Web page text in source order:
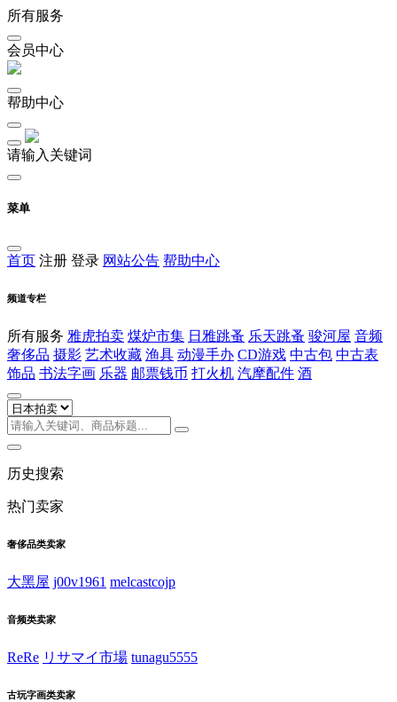
所有服务
会员中心
帮助中心
请输入关键词
菜单
首页 注册 登录 网站公告 帮助中心
频道专栏
所有服务 雅虎拍卖 煤炉市集 日雅跳蚤 乐天跳蚤 骏河屋 音频
奢侈品 摄影 艺术收藏 渔具 动漫手办 CD游戏 中古包 中古表
饰品 书法字画 乐器 邮票钱币 打火机 汽摩配件 酒
历史搜索
热门卖家
奢侈品类卖家
大黑屋 j00v1961 melcastcojp
音频类卖家
ReRe リサマイ市場 tunagu5555
古玩字画类卖家